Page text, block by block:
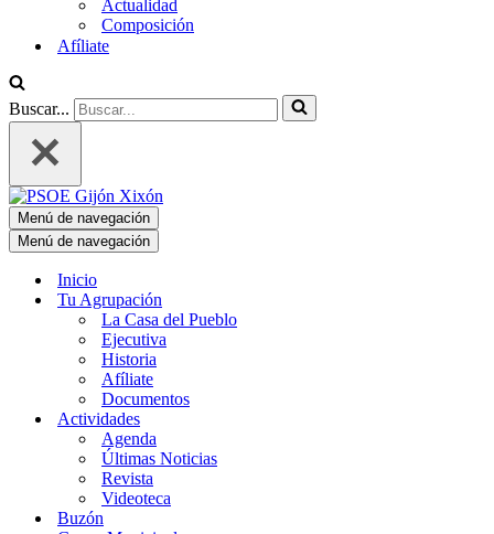
Actualidad
Composición
Afíliate
Buscar...
Menú de navegación
Menú de navegación
Inicio
Tu Agrupación
La Casa del Pueblo
Ejecutiva
Historia
Afíliate
Documentos
Actividades
Agenda
Últimas Noticias
Revista
Videoteca
Buzón